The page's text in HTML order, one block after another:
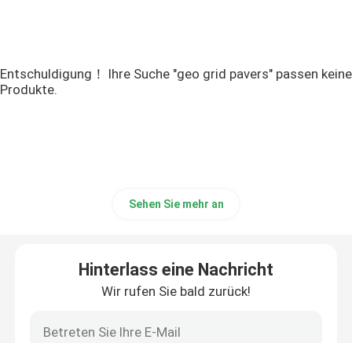
Entschuldigung！ Ihre Suche "geo grid pavers" passen keine
Produkte.
Sehen Sie mehr an
Hinterlass eine Nachricht
Wir rufen Sie bald zurück!